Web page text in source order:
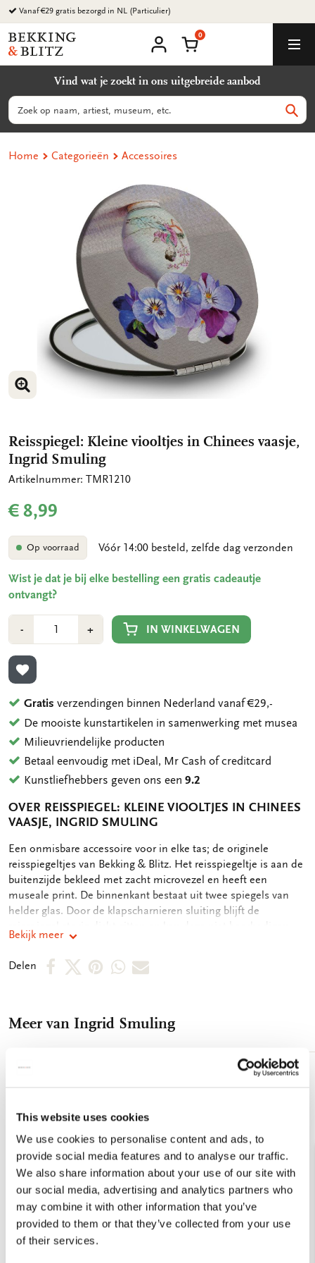
This website uses cookies
We use cookies to personalise content and ads, to
provide social media features and to analyse our traffic.
We also share information about your use of our site with
our social media, advertising and analytics partners who
may combine it with other information that you’ve
provided to them or that they’ve collected from your use
of their services.
Ga
naar
content
Vanaf €29 gratis bezorgd in NL (Particulier)
Bekking
&
B.V.
account
Winkelmand
0
Vind wat je zoekt in ons uitgebreide aanbod
Zoeken
Home Categorieën Accessoires
VERGROOT AFBEELDING
Reisspiegel: Kleine viooltjes in Chinees vaasje,
Ingrid Smuling
Artikelnummer: TMR1210
€ 8,99
Op voorraad Vóór 14:00 besteld, zelfde dag verzonden
Wist je dat je bij elke bestelling een gratis cadeautje
ontvangt?
-Min
1
+Plus
1
IN WINKELWAGEN
TOEVOEGEN AAN VERLANGLIJST
Gratis verzendingen binnen Nederland vanaf €29,-
De mooiste kunstartikelen in samenwerking met musea
Milieuvriendelijke producten
Betaal eenvoudig met iDeal, Mr Cash of creditcard
Kunstliefhebbers geven ons een9.2
OVER REISSPIEGEL: KLEINE VIOOLTJES IN CHINEES
VAASJE, INGRID SMULING
OMSCHRIJVING
Een onmisbare accessoire voor in elke tas; de originele
reisspiegeltjes van Bekking & Blitz. Het reisspiegeltje is aan de
buitenzijde bekleed met zacht microvezel en heeft een
museale print. De binnenkant bestaat uit twee spiegels van
helder glas. Door de klapscharnieren sluiting blijft de
Doorsnede 6,5 cm - Dikte 0,9 cm - Buitenzijde full color
bedrukt microvezel - Binnenzijde twee spiegeltjes
Bekijk meer
Delen
DeelDeelDeelDeelDeel
mail
Meer van Ingrid Smuling